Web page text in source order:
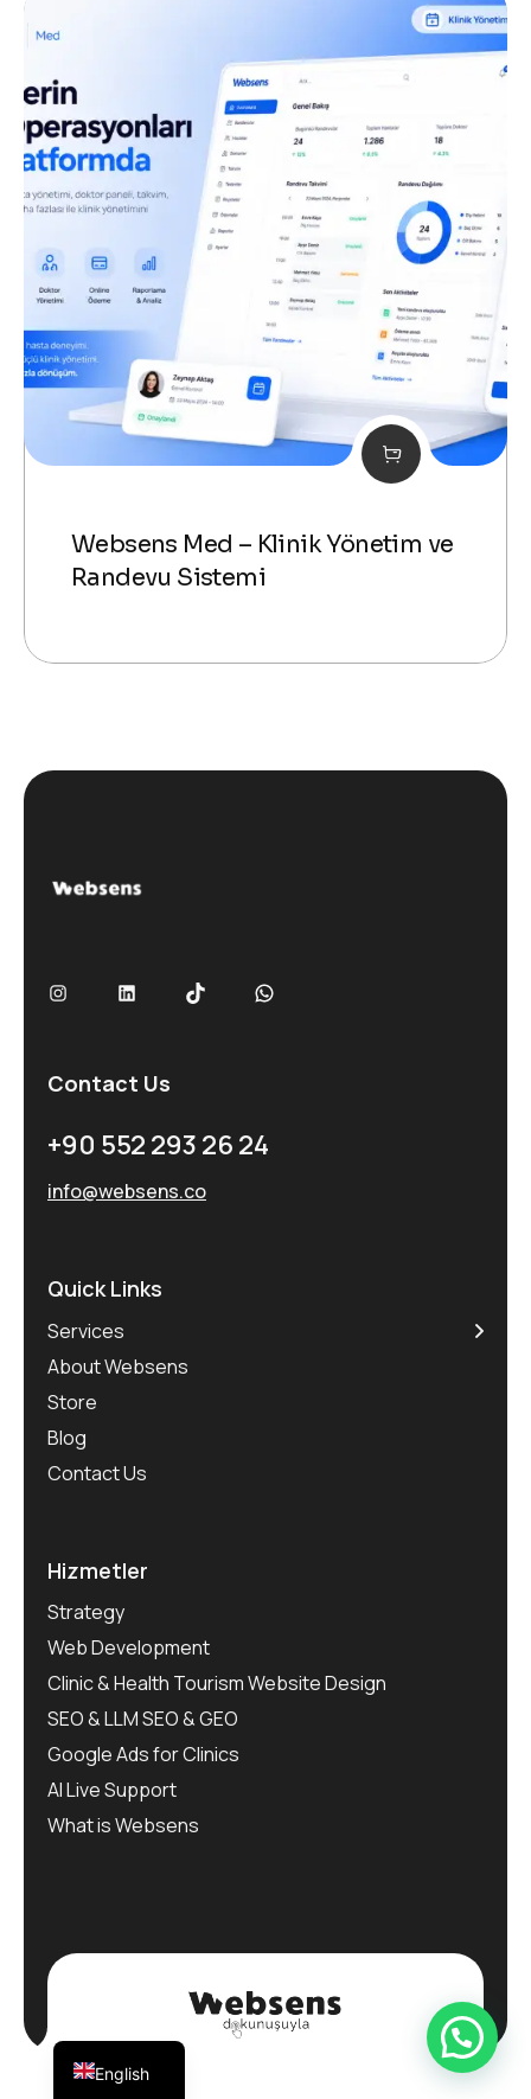
Websens Med – Klinik Yönetim ve
Randevu Sistemi
InstagramLinkedInTikTok WhatsApp
Contact Us
+90 552 293 26 24
info@websens.co
Quick Links
Services
About Websens
Store
Blog
Contact Us
Hizmetler
Strategy
Web Development
Clinic & Health Tourism Website Design
SEO & LLM SEO & GEO
Google Ads for Clinics
AI Live Support
What is Websens
English